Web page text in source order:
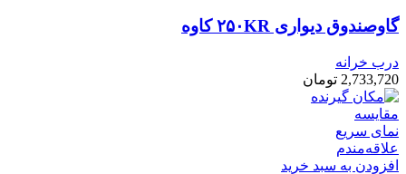
گاوصندوق دیواری ۲۵۰KR کاوه
درب خرانه
2,733,720 تومان
مقایسه
نمای سریع
علاقه‌مندم
افزودن به سبد خرید